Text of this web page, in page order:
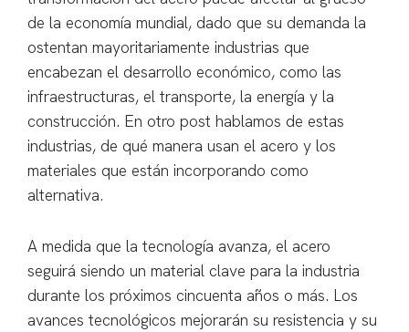
de la economía mundial, dado que su demanda la
ostentan mayoritariamente industrias que
encabezan el desarrollo económico, como las
infraestructuras, el transporte, la energía y la
construcción. En otro post hablamos de estas
industrias, de qué manera usan el acero y los
materiales que están incorporando como
alternativa.
A medida que la tecnología avanza, el acero
seguirá siendo un material clave para la industria
durante los próximos cincuenta años o más. Los
avances tecnológicos mejorarán su resistencia y su